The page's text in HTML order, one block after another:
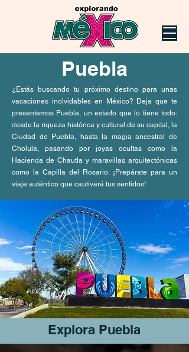
Puebla
¿Estás buscando tu próximo destino para unas
vacaciones inolvidables en México? Deja que te
presentemos Puebla, un estado que lo tiene todo:
desde la riqueza histórica y cultural de su capital, la
Ciudad de Puebla, hasta la magia ancestral de
Cholula, pasando por joyas ocultas como la
Hacienda de Chautla y maravillas arquitectónicas
como la Capilla del Rosario. ¡Prepárate para un
viaje auténtico que cautivará tus sentidos!
Explora Puebla